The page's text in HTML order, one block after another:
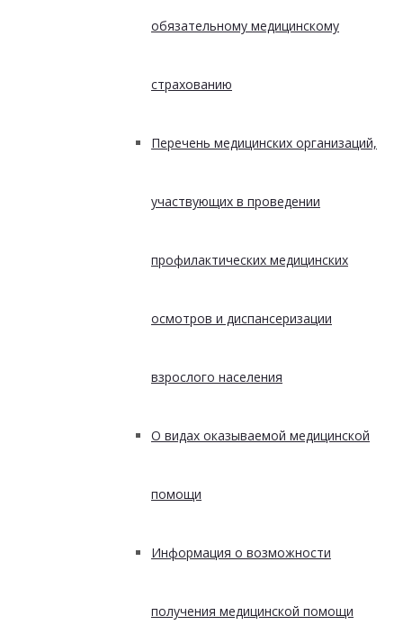
обязательному медицинскому
страхованию
Перечень медицинских организаций,
участвующих в проведении
профилактических медицинских
осмотров и диспансеризации
взрослого населения
О видах оказываемой медицинской
помощи
Информация о возможности
получения медицинской помощи